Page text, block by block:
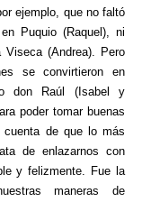
ejemplo, que no faltó
Puquio (Raquel), ni
(Andrea). Pero
se convirtieron en
don Raúl (Isabel y
poder tomar buenas
cuenta de que lo más
de enlazarnos con
y felizmente. Fue la
maneras de